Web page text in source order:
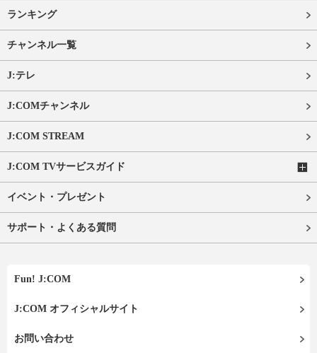
ランキング
チャンネル一覧
J:テレ
J:COMチャンネル
J:COM STREAM
J:COM TVサービスガイド
イベント・プレゼント
サポート・よくある質問
Fun! J:COM
J:COM オフィシャルサイト
お問い合わせ